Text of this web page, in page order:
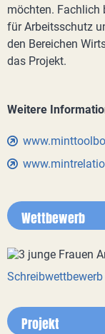
möchten. Fachlich
für Arbeitsschutz
den Bereichen
das Projekt.
Weitere
Wettbewerb
Projekt